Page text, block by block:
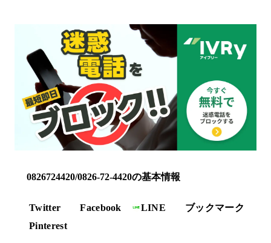
0826724420/0826-72-4420の基本情報
Twitter Facebook LINE
ブックマーク
Pinterest